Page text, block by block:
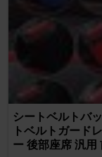
シートベルトバ
トベルトガード
ー 後部座席 汎用